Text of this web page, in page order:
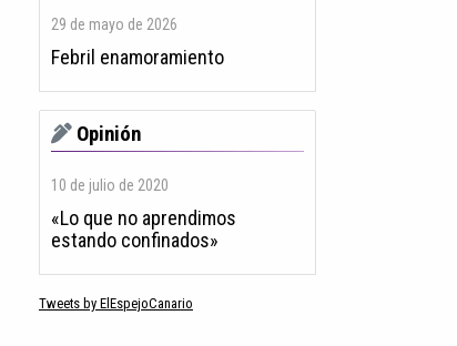
29 de mayo de 2026
Febril enamoramiento
Opinión
10 de julio de 2020
«Lo que no aprendimos
estando confinados»
Tweets by ElEspejoCanario